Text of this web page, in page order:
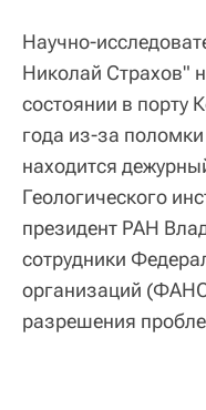
Научно-
Николай Страхов"
состоянии в порту
года из-за
находится
Геологического
президент РАН
сотрудники
организаций
разрешения